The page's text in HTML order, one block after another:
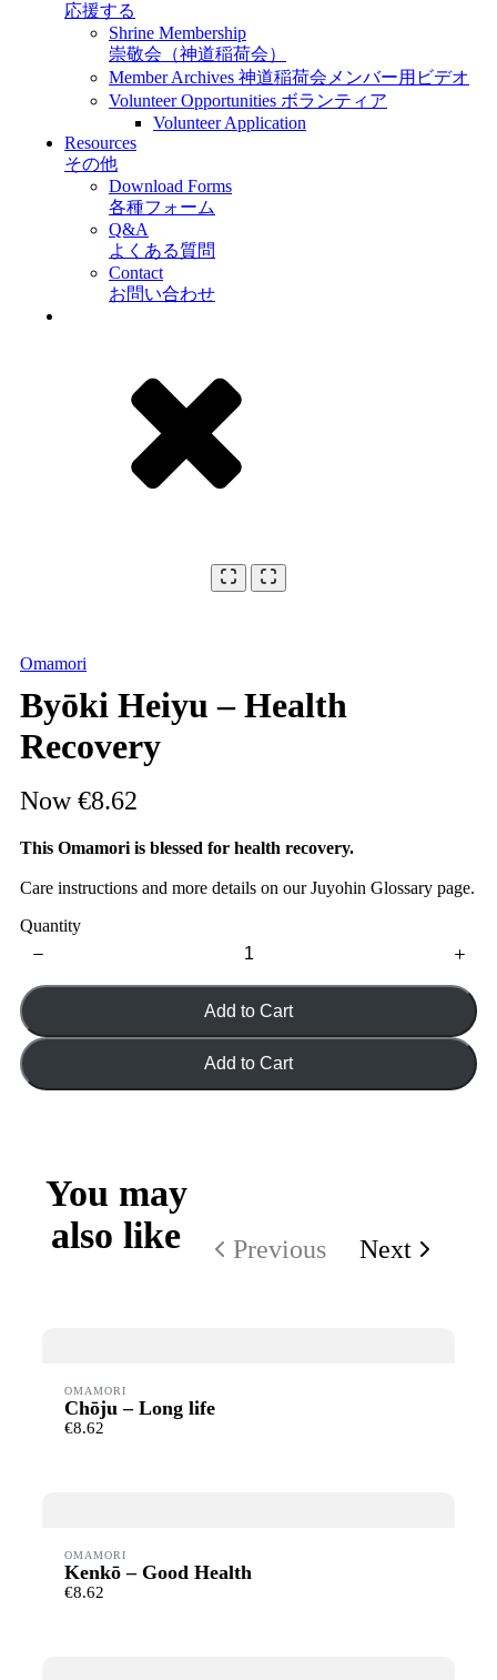
応援する
Shrine Membership
崇敬会（神道稲荷会）
Member Archives 神道稲荷会メンバー用ビデオ
Volunteer Opportunities ボランティア
Volunteer Application
Resources
その他
Download Forms
各種フォーム
Q&A
よくある質問
Contact
お問い合わせ
Omamori
Byōki Heiyu – Health
Recovery
Now€8.62
This Omamori is blessed for health recovery.
Care instructions and more details on our Juyohin Glossary page.
Quantity
Add to Cart
Add to Cart
You may
also like
Previous Next
OMAMORI
Chōju – Long life
€8.62
OMAMORI
Kenkō – Good Health
€8.62